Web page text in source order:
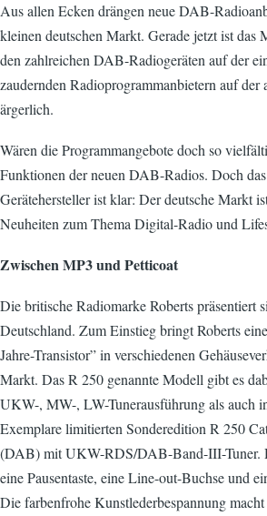
Aus allen Ecken drängen neue DAB-
kleinen deutschen Markt. Gerade jetzt ist das
den zahlreichen DAB-Radiogeräten auf der
zaudernden Radioprogrammanbietern auf der
ärgerlich.
Wären die Programmangebote doch so
Funktionen der neuen DAB-Radios. Doch
Gerätehersteller ist klar: Der deutsche Markt
Neuheiten zum Thema Digital-Radio und
Zwischen MP3 und Petticoat
Die britische Radiomarke Roberts präsentiert
Deutschland. Zum Einstieg bringt Roberts
Jahre-Transistor” in verschiedenen
Markt. Das R 250 genannte Modell gibt es
UKW-, MW-, LW-Tunerausführung als auch
Exemplare limitierten Sonderedition R 250
(DAB) mit UKW-RDS/DAB-Band-III-Tuner.
eine Pausentaste, eine Line-out-Buchse und
Die farbenfrohe Kunstlederbespannung